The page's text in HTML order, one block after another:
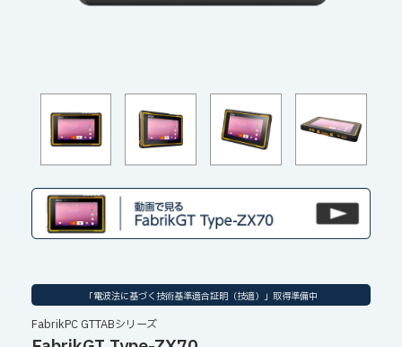
「電波法に基づく技術基準適合証明（技適）」取得準備中
FabrikPC GTTABシリーズ